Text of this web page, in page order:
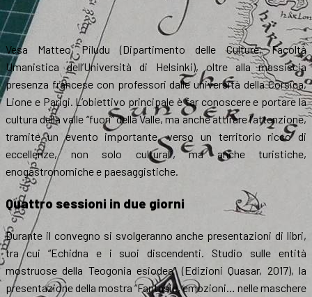
Vesa Matteo Piludu (Dipartimento delle Culture, Facoltà
Umanistica dell’Università di Helsinki), oltre alla massiccia
presenza francese con professori dalle università della Corsica,
Lione e Parigi. L’obiettivo principale è far conoscere e portare la
cultura della valle “fuori” della Valle, ma anche attirare l’attenzione,
tramite un evento importante, verso un territorio ricco di
eccellenze, non solo culturali, ma anche turistiche,
enogastronomiche e paesaggistiche.
Quattro sessioni in due giorni
Durante il convegno si svolgeranno anche presentazioni di libri,
tra cui “Echidna e i suoi discendenti. Studio sulle entità
mostruose della Teogonia esiodea” (Edizioni Quasar, 2017), la
presentazione della mostra “Fantasie, emozioni… nelle maschere